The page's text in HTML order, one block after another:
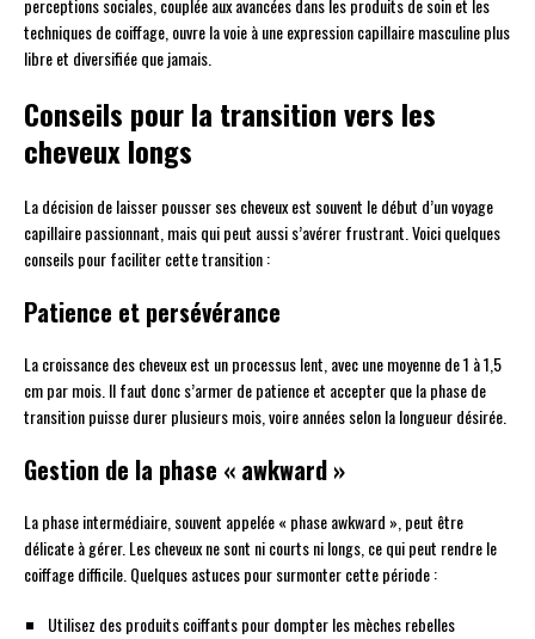
perceptions sociales, couplée aux avancées dans les produits de soin et les
techniques de coiffage, ouvre la voie à une expression capillaire masculine plus
libre et diversifiée que jamais.
Conseils pour la transition vers les
cheveux longs
La décision de laisser pousser ses cheveux est souvent le début d’un voyage
capillaire passionnant, mais qui peut aussi s’avérer frustrant. Voici quelques
conseils pour faciliter cette transition :
Patience et persévérance
La croissance des cheveux est un processus lent, avec une moyenne de 1 à 1,5
cm par mois. Il faut donc s’armer de patience et accepter que la phase de
transition puisse durer plusieurs mois, voire années selon la longueur désirée.
Gestion de la phase « awkward »
La phase intermédiaire, souvent appelée « phase awkward », peut être
délicate à gérer. Les cheveux ne sont ni courts ni longs, ce qui peut rendre le
coiffage difficile. Quelques astuces pour surmonter cette période :
Utilisez des produits coiffants pour dompter les mèches rebelles